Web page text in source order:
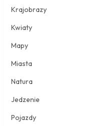
Krajobrazy
Kwiaty
Mapy
Miasta
Natura
Jedzenie
Pojazdy